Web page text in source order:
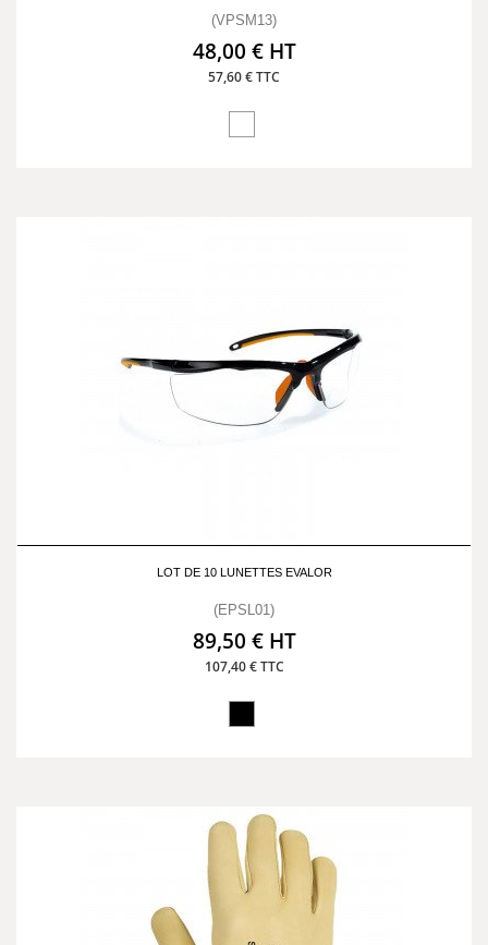
(VPSM13)
48,00 € HT
57,60 € TTC
LOT DE 10 LUNETTES EVALOR
(EPSL01)
89,50 € HT
107,40 € TTC